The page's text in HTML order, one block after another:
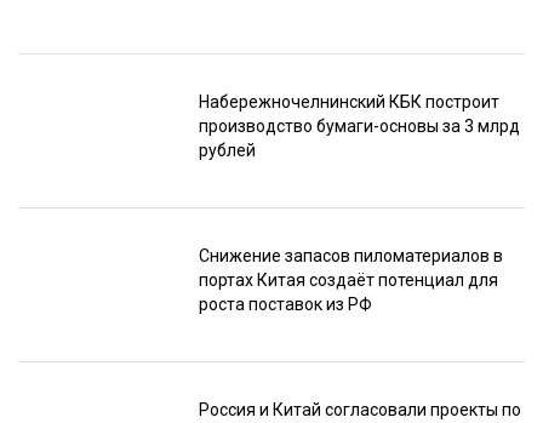
Набережночелнинский КБК построит
производство бумаги-основы за 3 млрд
рублей
Снижение запасов пиломатериалов в
портах Китая создаёт потенциал для
роста поставок из РФ
Россия и Китай согласовали проекты по